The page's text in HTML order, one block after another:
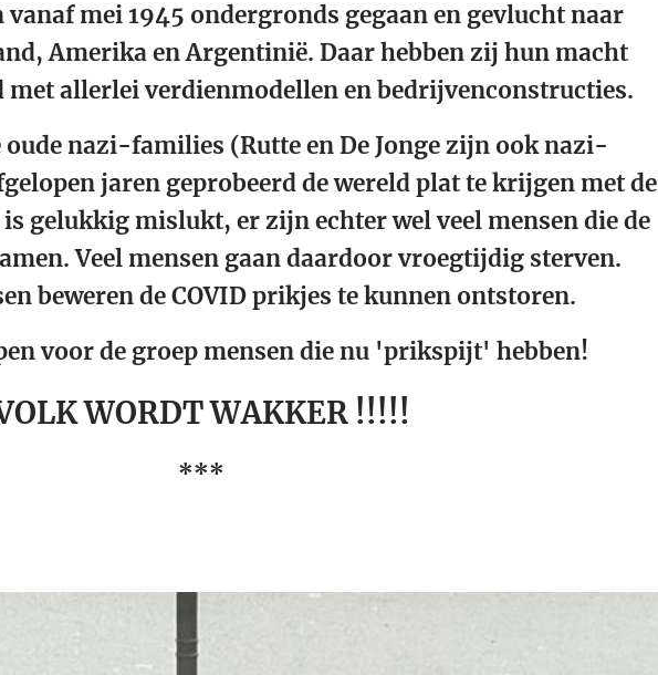
vanaf mei 1945 ondergronds gegaan en gevlucht naar
Amerika en Argentinië. Daar hebben zij hun macht
met allerlei verdienmodellen en bedrijvenconstructies.
oude nazi-families (Rutte en De Jonge zijn ook nazi-
jaren geprobeerd de wereld plat te krijgen met de
gelukkig mislukt, er zijn echter wel veel mensen die de
Veel mensen gaan daardoor vroegtijdig sterven.
beweren de COVID prikjes te kunnen ontstoren.
voor de groep mensen die nu 'prikspijt' hebben!
WORDT WAKKER !!!!!
***